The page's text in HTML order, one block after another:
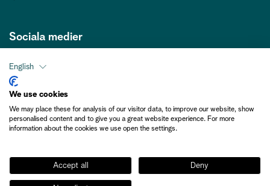
Sociala medier
Kontakt
kontakt@gastriklandsbesoksnaring.se
English
We use cookies
We may place these for analysis of our visitor data, to improve our website, show
personalised content and to give you a great website experience. For more
information about the cookies we use open the settings.
Accept all Deny